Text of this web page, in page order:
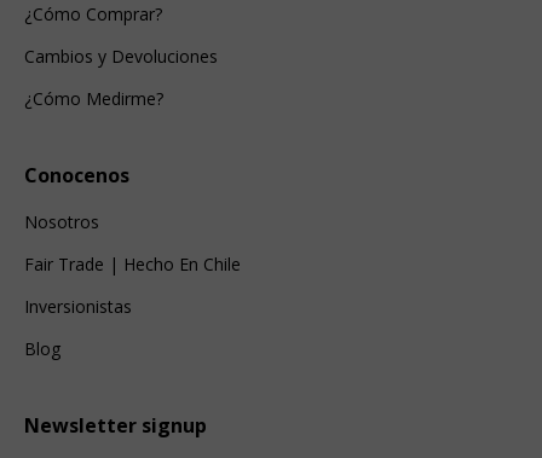
¿Cómo Comprar?
Cambios y Devoluciones
¿Cómo Medirme?
Conocenos
Nosotros
Fair Trade | Hecho En Chile
Inversionistas
Blog
Newsletter signup